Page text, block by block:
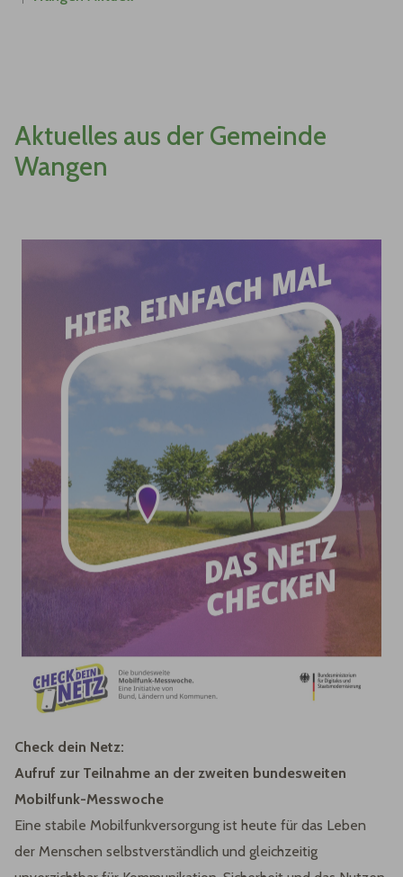
Aktuelles aus der Gemeinde
Wangen
Check dein Netz:
Aufruf zur Teilnahme an der zweiten bundesweiten
Mobilfunk-Messwoche
Eine stabile Mobilfunkversorgung ist heute für das Leben
der Menschen selbstverständlich und gleichzeitig